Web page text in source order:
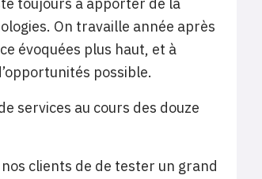
toujours à apporter de la
On travaille année après
évoquées plus haut, et à
possible.
services au cours des douze
clients de de tester un grand